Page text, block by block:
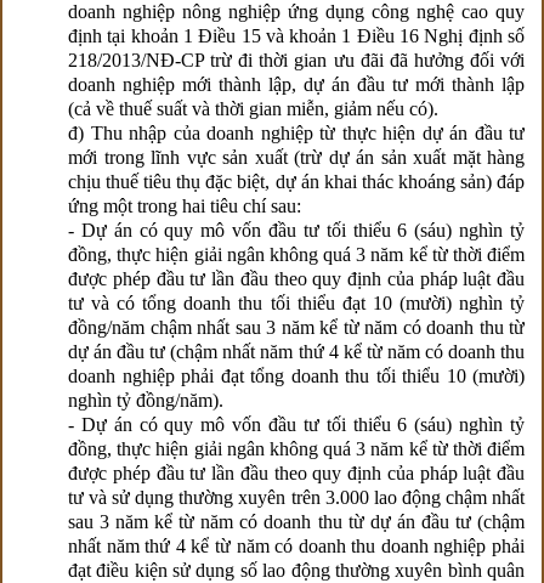
doanh nghiệp nông nghiệp ứng dụng công nghệ cao quy
định tại khoản 1 Điều 15 và khoản 1 Điều 16 Nghị định số
218/2013/NĐ-CP trừ đi thời gian ưu đãi đã hưởng đối với
doanh nghiệp mới thành lập, dự án đầu tư mới thành lập
(cả về thuế suất và thời gian miễn, giảm nếu có).
đ) Thu nhập của doanh nghiệp từ thực hiện dự án đầu tư
mới trong lĩnh vực sản xuất (trừ dự án sản xuất mặt hàng
chịu thuế tiêu thụ đặc biệt, dự án khai thác khoáng sản) đáp
ứng một trong hai tiêu chí sau:
- Dự án có quy mô vốn đầu tư tối thiểu 6 (sáu) nghìn tỷ
đồng, thực hiện giải ngân không quá 3 năm kể từ thời điểm
được phép đầu tư lần đầu theo quy định của pháp luật đầu
tư và có tổng doanh thu tối thiểu đạt 10 (mười) nghìn tỷ
đồng/năm chậm nhất sau 3 năm kể từ năm có doanh thu từ
dự án đầu tư (chậm nhất năm thứ 4 kể từ năm có doanh thu
doanh nghiệp phải đạt tổng doanh thu tối thiểu 10 (mười)
nghìn tỷ đồng/năm).
- Dự án có quy mô vốn đầu tư tối thiểu 6 (sáu) nghìn tỷ
đồng, thực hiện giải ngân không quá 3 năm kể từ thời điểm
được phép đầu tư lần đầu theo quy định của pháp luật đầu
tư và sử dụng thường xuyên trên 3.000 lao động chậm nhất
sau 3 năm kể từ năm có doanh thu từ dự án đầu tư (chậm
nhất năm thứ 4 kể từ năm có doanh thu doanh nghiệp phải
đạt điều kiện sử dụng số lao động thường xuyên bình quân